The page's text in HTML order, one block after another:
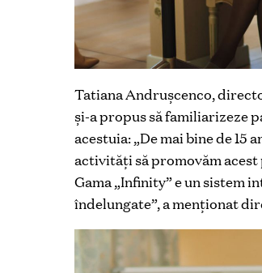
Tatiana Andruşcenco,
şi-a propus să familiarizeze
acestuia: „De mai bine de
activităţi să promovăm
Gama „Infinity” e un sistem
îndelungate”, a menţionat